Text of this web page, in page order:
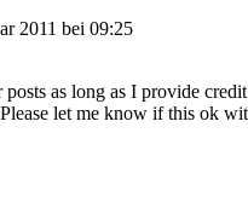
2011 bei 09:25
as long as I provide
let me know if this ok